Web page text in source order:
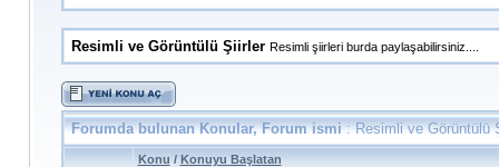
Resimli ve Görüntülü Şiirler Resimli şiirleri burda paylaşabilirsiniz....
Forumda bulunan Konular, Forum ismi: Resimli ve Görüntülü
Konu / Konuyu Başlatan